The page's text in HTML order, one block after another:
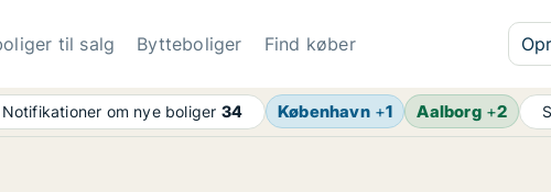
til salg Bytteboliger Find køber
Notifikationer om nye boliger 34 København+1 Aalborg+2